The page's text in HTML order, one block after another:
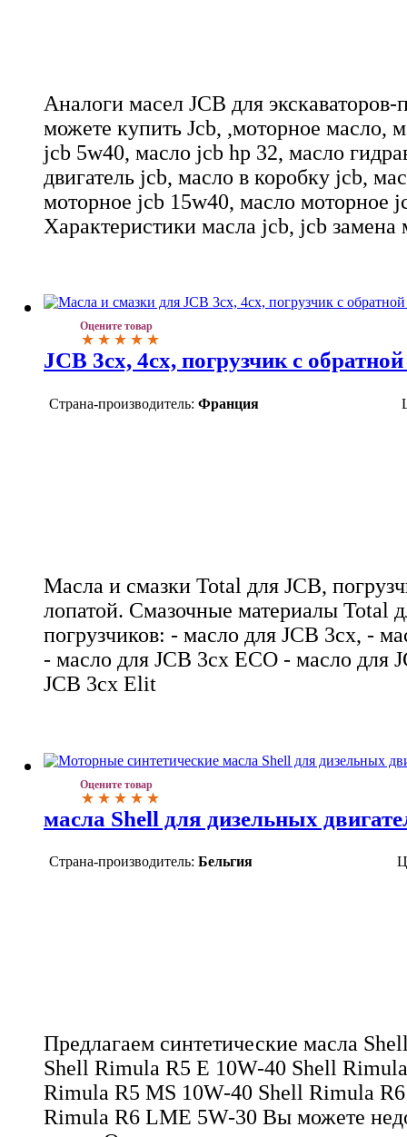
Аналоги масел JCB для
можете купить Jcb, ,моторное масло,
jcb 5w40, масло jcb hp 32, масло
двигатель jcb, масло в коробку jcb,
моторное jcb 15w40, масло моторное
Характеристики масла jcb, jcb замена
Оцените товар
JCB 3cx, 4cx, погрузчик с
Страна-производитель: Франция
Масла и смазки Total для JCB,
лопатой. Смазочные материалы Total
погрузчиков: - масло для JCB 3cx, -
- масло для JCB 3cx ECO - масло для
JCB 3cx Elit
Оцените товар
масла Shell для дизельных
Страна-производитель: Бельгия
Предлагаем синтетические масла
Shell Rimula R5 E 10W-40 Shell
Rimula R5 MS 10W-40 Shell Rimula
Rimula R6 LME 5W-30 Вы можете